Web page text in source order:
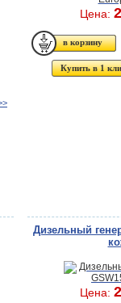
Цена:
Купить в 1
Дизельный
Цена: